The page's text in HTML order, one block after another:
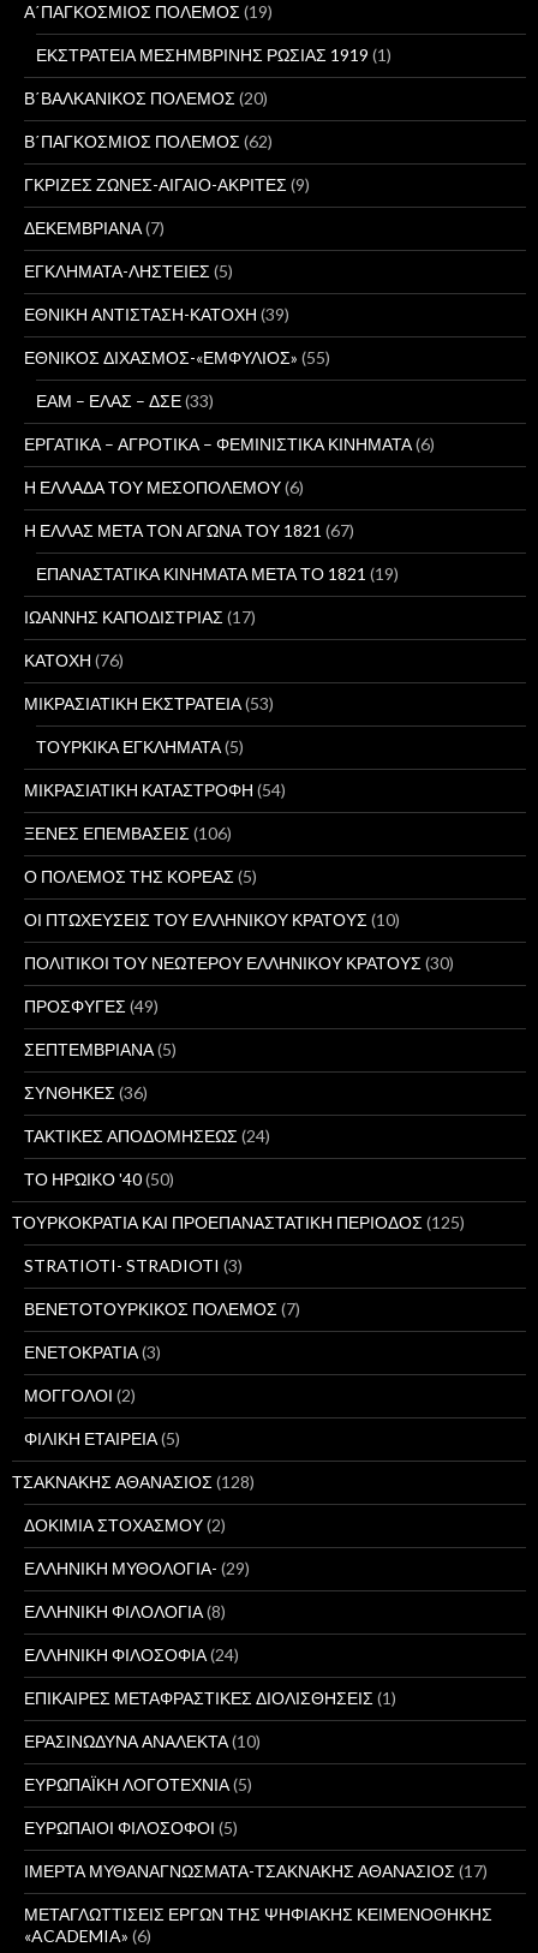
Α΄ΠΑΓΚΟΣΜΙΟΣ ΠΟΛΕΜΟΣ (19)
ΕΚΣΤΡΑΤΕΙΑ ΜΕΣΗΜΒΡΙΝΗΣ ΡΩΣΙΑΣ 1919 (1)
Β΄ΒΑΛΚΑΝΙΚΟΣ ΠΟΛΕΜΟΣ (20)
Β΄ΠΑΓΚΟΣΜΙΟΣ ΠΟΛΕΜΟΣ (62)
ΓΚΡΙΖΕΣ ΖΩΝΕΣ-ΑΙΓΑΙΟ-ΑΚΡΙΤΕΣ (9)
ΔΕΚΕΜΒΡΙΑΝΑ(7)
ΕΓΚΛΗΜΑΤΑ-ΛΗΣΤΕΙΕΣ (5)
ΕΘΝΙΚΗ ΑΝΤΙΣΤΑΣΗ-ΚΑΤΟΧΗ (39)
ΕΘΝΙΚΟΣ ΔΙΧΑΣΜΟΣ-«ΕΜΦΥΛΙΟΣ» (55)
ΕΑΜ – ΕΛΑΣ – ΔΣΕ(33)
ΕΡΓΑΤΙΚΑ – ΑΓΡΟΤΙΚΑ – ΦΕΜΙΝΙΣΤΙΚΑ ΚΙΝΗΜΑΤΑ(6)
Η ΕΛΛΑΔΑ ΤΟΥ ΜΕΣΟΠΟΛΕΜΟΥ(6)
Η ΕΛΛΑΣ ΜΕΤΑ ΤΟΝ ΑΓΩΝΑ ΤΟΥ 1821 (67)
ΕΠΑΝΑΣΤΑΤΙΚΑ ΚΙΝΗΜΑΤΑ ΜΕΤΑ ΤΟ 1821 (19)
ΙΩΑΝΝΗΣ ΚΑΠΟΔΙΣΤΡΙΑΣ (17)
ΚΑΤΟΧΗ (76)
ΜΙΚΡΑΣΙΑΤΙΚΗ ΕΚΣΤΡΑΤΕΙΑ(53)
ΤΟΥΡΚΙΚΑ ΕΓΚΛΗΜΑΤΑ(5)
ΜΙΚΡΑΣΙΑΤΙΚΗ ΚΑΤΑΣΤΡΟΦΗ (54)
ΞΕΝΕΣ ΕΠΕΜΒΑΣΕΙΣ (106)
Ο ΠΟΛΕΜΟΣ ΤΗΣ ΚΟΡΕΑΣ (5)
ΟΙ ΠΤΩΧΕΥΣΕΙΣ ΤΟΥ ΕΛΛΗΝΙΚΟΥ ΚΡΑΤΟΥΣ (10)
ΠΟΛΙΤΙΚΟΙ ΤΟΥ ΝΕΩΤΕΡΟΥ ΕΛΛΗΝΙΚΟΥ ΚΡΑΤΟΥΣ (30)
ΠΡΟΣΦΥΓΕΣ (49)
ΣΕΠΤΕΜΒΡΙΑΝΑ(5)
ΣΥΝΘΗΚΕΣ (36)
ΤΑΚΤΙΚΕΣ ΑΠΟΔΟΜΗΣΕΩΣ (24)
ΤΟ ΗΡΩΙΚΟ '40(50)
ΤΟΥΡΚΟΚΡΑΤΙΑ ΚΑΙ ΠΡΟΕΠΑΝΑΣΤΑΤΙΚΗ ΠΕΡΙΟΔΟΣ (125)
STRATIOTI- STRADIOTI (3)
ΒΕΝΕΤΟΤΟΥΡΚΙΚΟΣ ΠΟΛΕΜΟΣ (7)
ΕΝΕΤΟΚΡΑΤΙΑ(3)
ΜΟΓΓΟΛΟΙ (2)
ΦΙΛΙΚΗ ΕΤΑΙΡΕΙΑ(5)
ΤΣΑΚΝΑΚΗΣ ΑΘΑΝΑΣΙΟΣ (128)
ΔΟΚΙΜΙΑ ΣΤΟΧΑΣΜΟΥ(2)
ΕΛΛΗΝΙΚΗ ΜΥΘΟΛΟΓΙΑ- (29)
ΕΛΛΗΝΙΚΗ ΦΙΛΟΛΟΓΙΑ(8)
ΕΛΛΗΝΙΚΗ ΦΙΛΟΣΟΦΙΑ(24)
ΕΠΙΚΑΙΡΕΣ ΜΕΤΑΦΡΑΣΤΙΚΕΣ ΔΙΟΛΙΣΘΗΣΕΙΣ (1)
ΕΡΑΣΙΝΩΔΥΝΑ ΑΝΑΛΕΚΤΑ(10)
ΕΥΡΩΠΑΪΚΗ ΛΟΓΟΤΕΧΝΙΑ(5)
ΕΥΡΩΠΑΙΟΙ ΦΙΛΟΣΟΦΟΙ (5)
ΙΜΕΡΤΑ ΜΥΘΑΝΑΓΝΩΣΜΑΤΑ-ΤΣΑΚΝΑΚΗΣ ΑΘΑΝΑΣΙΟΣ (17)
ΜΕΤΑΓΛΩΤΤΙΣΕΙΣ ΕΡΓΩΝ ΤΗΣ ΨΗΦΙΑΚΗΣ ΚΕΙΜΕΝΟΘΗΚΗΣ
«ACADEMIA» (6)